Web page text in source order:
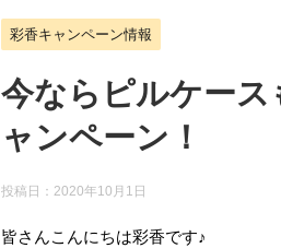
彩香キャンペーン情報
今ならピルケー
ャンペーン！
投稿日： 2020年10月1日
皆さんこんにちは彩香です♪